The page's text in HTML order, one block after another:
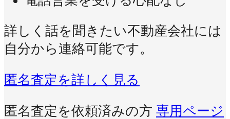
詳しく話を聞きたい不動産会社には
自分から連絡可能です。
匿名査定を詳しく見る
匿名査定を依頼済みの方 専用ページ